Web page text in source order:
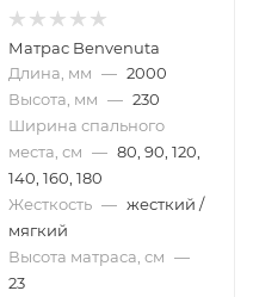
Матрас Benvenuta
Длина, мм — 2000
Высота, мм — 230
Ширина спального
места, см — 80, 90, 120,
140, 160, 180
Жесткость — жесткий /
мягкий
Высота матраса, см —
23